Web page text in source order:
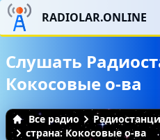
RADIOLAR.ONLINE
Слушать
Кокосовые о-ва
Все радио
страна: Кокосовые о-ва